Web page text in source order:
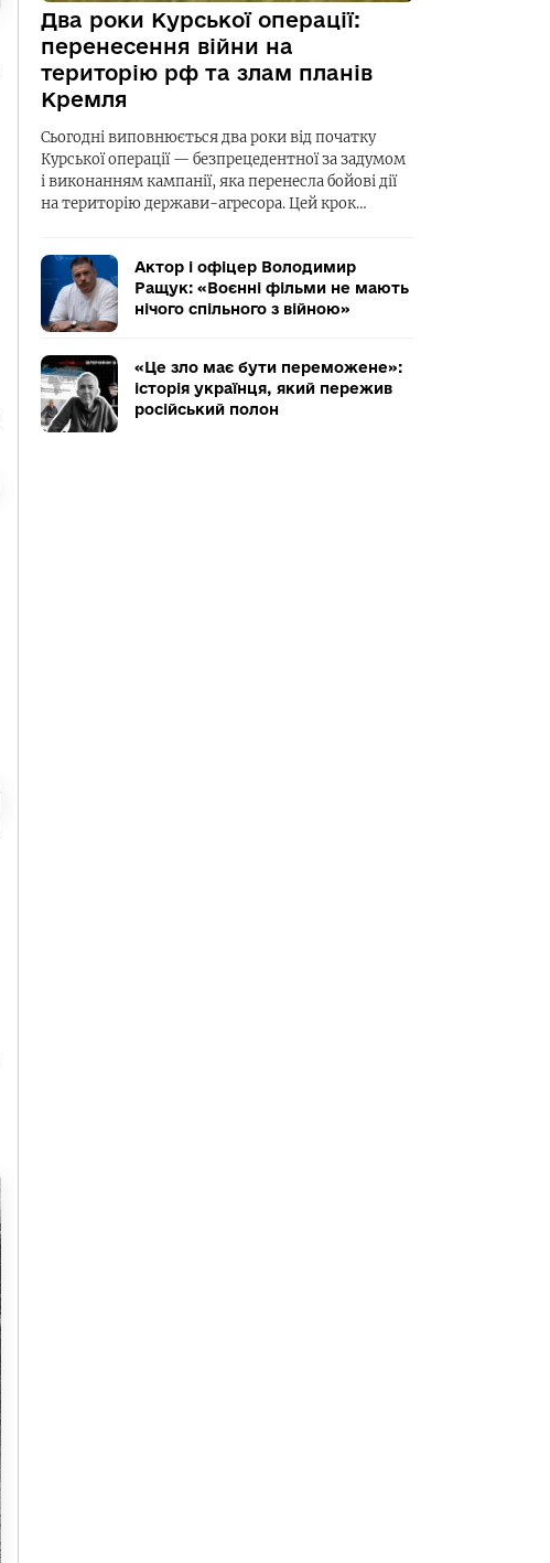
Два роки Курської операції:
перенесення війни на
територію рф та злам планів
Кремля
Сьогодні виповнюється два роки від початку
Курської операції — безпрецедентної за задумом
і виконанням кампанії, яка перенесла бойові дії
на територію держави-агресора. Цей крок…
Актор і офіцер Володимир
Ращук: «Воєнні фільми не мають
нічого спільного з війною»
«Це зло має бути переможене»:
історія українця, який пережив
російський полон